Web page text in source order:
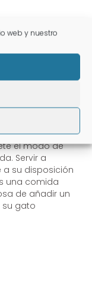
web y nuestro
en un bol y
a su
para gatos
Servir a
de añadir un
gato